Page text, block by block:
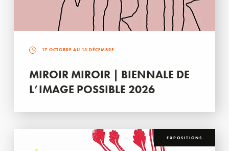
17 OCTOBRE AU 13 DÉCEMBRE
MIROIR MIROIR | BIENNALE DE
L’IMAGE POSSIBLE 2026
EXPOSITIONS